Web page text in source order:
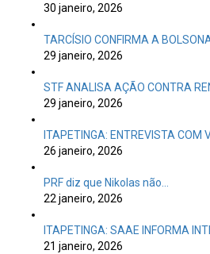
30 janeiro, 2026
TARCÍSIO CONFIRMA A
29 janeiro, 2026
STF ANALISA AÇÃO CONTRA
29 janeiro, 2026
ITAPETINGA: ENTREVISTA COM
26 janeiro, 2026
PRF diz que Nikolas não…
22 janeiro, 2026
ITAPETINGA: SAAE INFORMA
21 janeiro, 2026